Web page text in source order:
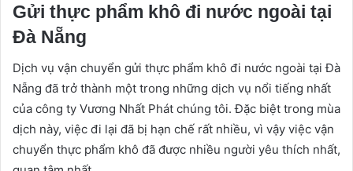
Gửi thực phẩm khô đi nước ngoài tại
Đà Nẵng
Dịch vụ vận chuyển gửi thực phẩm khô đi nước ngoài tại Đà
Nẵng đã trở thành một trong những dịch vụ nổi tiếng nhất
của công ty Vương Nhất Phát chúng tôi. Đặc biệt trong mùa
dịch này, việc đi lại đã bị hạn chế rất nhiều, vì vậy việc vận
chuyển thực phẩm khô đã được nhiều người yêu thích nhất,